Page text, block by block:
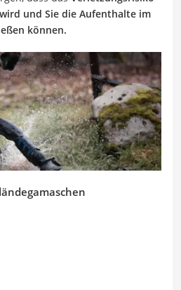
und Sie die Aufenthalte im
können.